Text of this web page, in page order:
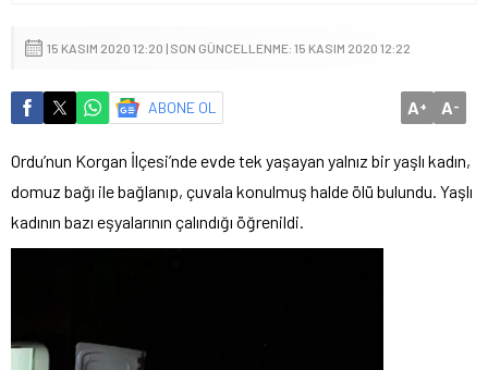
15 KASIM 2020 12:20 | SON GÜNCELLENME: 15 KASIM 2020 12:22
ABONE OL A+ A-
Ordu’nun Korgan İlçesi’nde evde tek yaşayan yalnız bir yaşlı kadın,
domuz bağı ile bağlanıp, çuvala konulmuş halde ölü bulundu. Yaşlı
kadının bazı eşyalarının çalındığı öğrenildi.